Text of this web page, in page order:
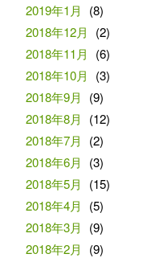
2019年1月
(8)
2018年12月
(2)
2018年11月
(6)
2018年10月
(3)
2018年9月
(9)
2018年8月
(12)
2018年7月
(2)
2018年6月
(3)
2018年5月
(15)
2018年4月
(5)
2018年3月
(9)
2018年2月
(9)